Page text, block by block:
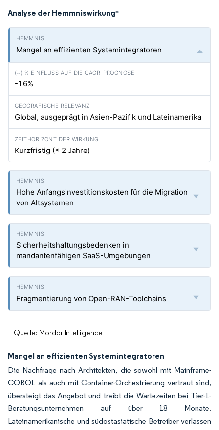
Analyse der Hemmniswirkung*
Mangel an effizienten Systemintegratoren
-1.6%
Global, ausgeprägt in Asien-Pazifik und Lateinamerika
Kurzfristig (≤ 2 Jahre)
Hohe Anfangsinvestitionskosten für die Migration
von Altsystemen
Sicherheitshaftungsbedenken in
mandantenfähigen SaaS-Umgebungen
Fragmentierung von Open-RAN-Toolchains
Quelle: Mordor Intelligence
Mangel an effizienten Systemintegratoren
Die Nachfrage nach Architekten, die sowohl mit Mainframe-
COBOL als auch mit Container-Orchestrierung vertraut sind,
übersteigt das Angebot und treibt die Wartezeiten bei Tier-1-
Beratungsunternehmen auf über 18 Monate.
Lateinamerikanische und südostasiatische Betreiber verlassen